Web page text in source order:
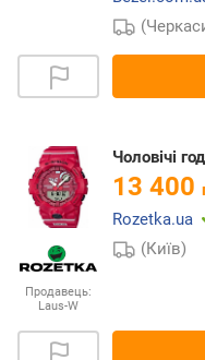
Продавець:
Laus-W
Чоловічі
13 400
Rozetka.ua
(Київ)